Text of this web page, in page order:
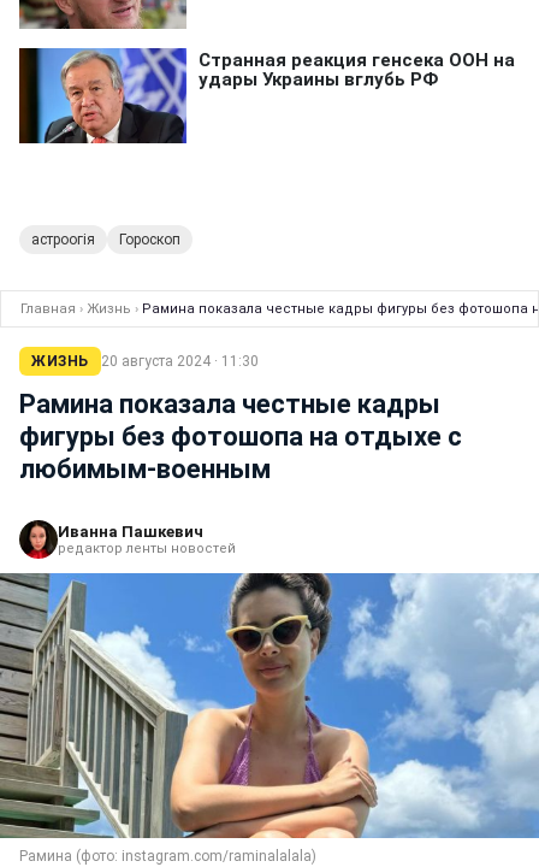
астроогія Гороскоп
Главная › Жизнь › Рамина показала честные кадры фигуры без
ЖИЗНЬ 20 августа 2024 · 11:30
Рамина показала честные кадры
фигуры без фотошопа на отдыхе с
любимым-военным
Иванна Пашкевич
редактор ленты новостей
Рамина (фото: instagram.com/raminalalala)